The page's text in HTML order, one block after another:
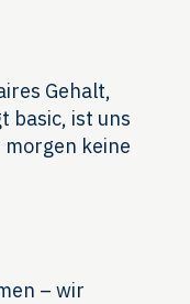
Gehalt,
basic, ist uns
keine
– wir